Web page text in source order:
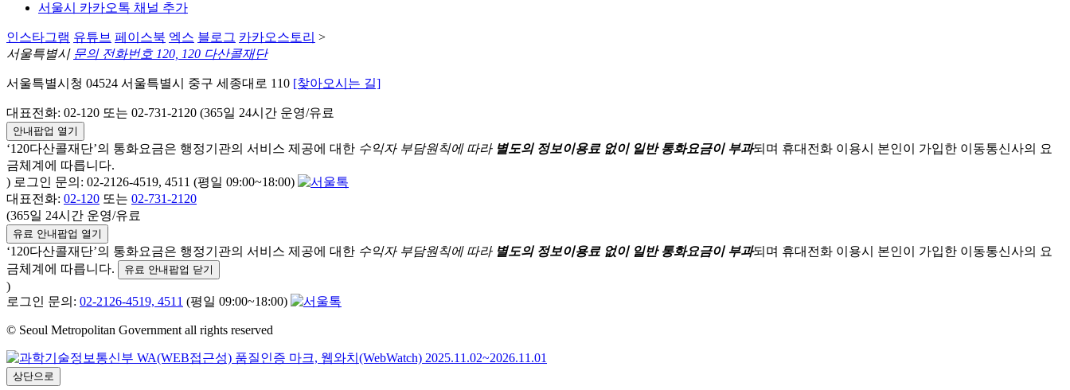
서울시 카카오톡 채널 추가
인스타그램 유튜브 페이스북 엑스 블로그 카카오스토리 >
서울특별시 문의 전화번호 120, 120 다산콜재단
서울특별시청 04524 서울특별시 중구 세종대로 110 [찾아오시는 길]
대표전화: 02-120 또는 02-731-2120 (365일 24시간 운영/유료
안내팝업 열기
‘120다산콜재단’의 통화요금은 행정기관의 서비스 제공에 대한 수익자 부담원칙에 따라 별도의 정보이용료 없이 일반 통화요금이 부과되며 휴대전화 이용시 본인이 가입한 이동통신사의 요
금체계에 따릅니다.
) 로그인 문의: 02-2126-4519, 4511 (평일 09:00~18:00)
대표전화: 02-120 또는 02-731-2120
(365일 24시간 운영/유료
유료 안내팝업 열기
‘120다산콜재단’의 통화요금은 행정기관의 서비스 제공에 대한 수익자 부담원칙에 따라 별도의 정보이용료 없이 일반 통화요금이 부과되며 휴대전화 이용시 본인이 가입한 이동통신사의 요
금체계에 따릅니다.
유료 안내팝업 닫기
)
로그인 문의: 02-2126-4519, 4511 (평일 09:00~18:00)
© Seoul Metropolitan Government all rights reserved
상단으로